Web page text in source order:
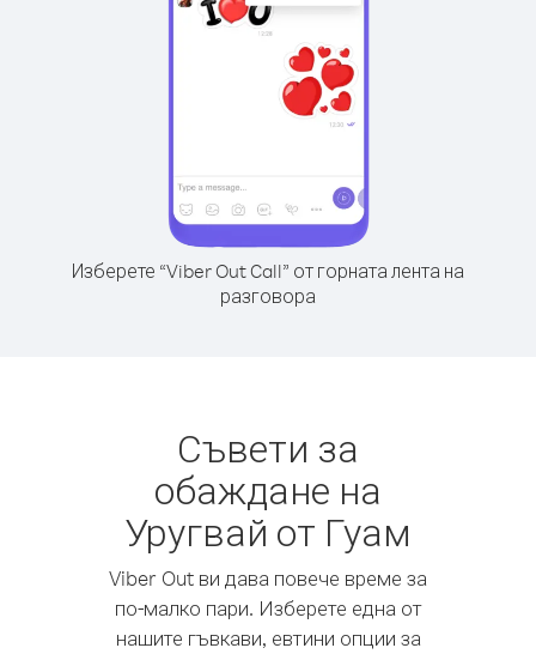
Изберете “Viber Out Call” от горната лента на
разговора
Съвети за
обаждане на
Уругвай от Гуам
Viber Out ви дава повече време за
по-малко пари. Изберете една от
нашите гъвкави, евтини опции за